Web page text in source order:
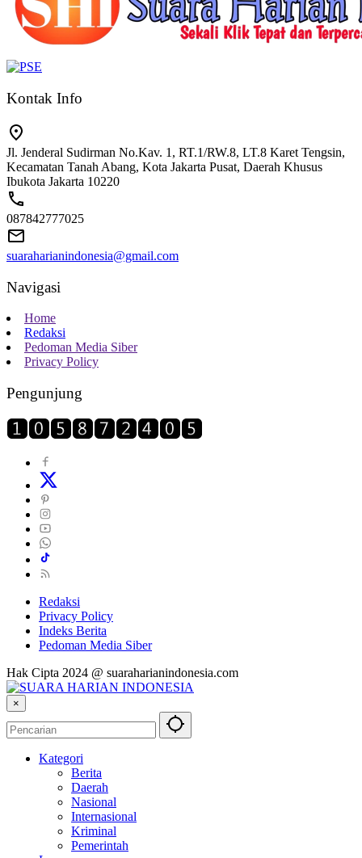
Kontak Info
Jl. Jenderal Sudirman No.Kav. 1, RT.1/RW.8, LT.8 Karet Tengsin,
Kecamatan Tanah Abang, Kota Jakarta Pusat, Daerah Khusus
Ibukota Jakarta 10220
087842777025
suaraharianindonesia@gmail.com
Navigasi
Home
Redaksi
Pedoman Media Siber
Privacy Policy
Pengunjung
Redaksi
Privacy Policy
Indeks Berita
Pedoman Media Siber
Hak Cipta 2024 @ suaraharianindonesia.com
×
Kategori
Berita
Daerah
Nasional
Internasional
Kriminal
Pemerintah